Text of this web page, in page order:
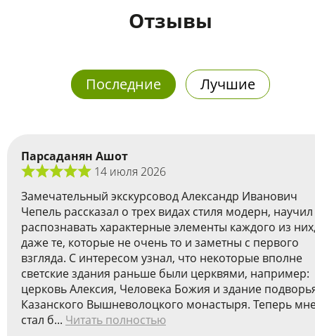
Отзывы
Последние Лучшие
Парсаданян Ашот
14 июля 2026
Замечательный экскурсовод Александр Иванович
Чепель рассказал о трех видах стиля модерн, научил
распознавать характерные элементы каждого из
даже те, которые не очень то и заметны с первого
взгляда. С интересом узнал, что некоторые вполне
светские здания раньше были церквями, например:
церковь Алексия, Человека Божия и здание
Казанского Вышневолоцкого монастыря. Теперь
стал б... Читать полностью